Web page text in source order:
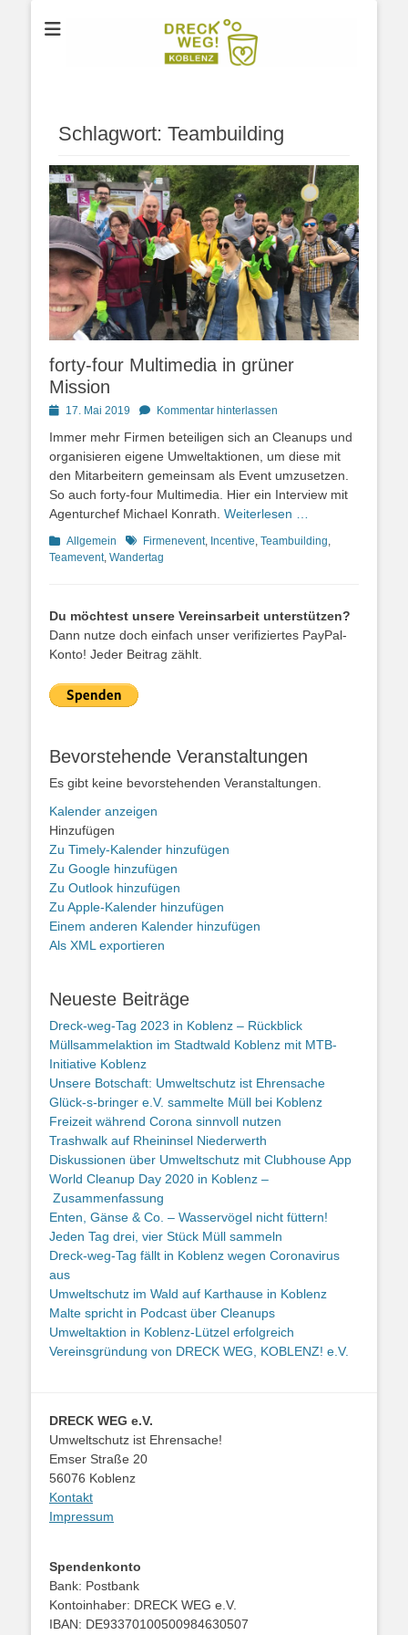
DRECK WEG e.V.
Der Verein für Umweltschutz aus Koblenz
Schlagwort: Teambuilding
forty-four Multimedia in grüner
Mission
Posted17. Mai 2019 Kommentar hinterlassen
Immer mehr Firmen beteiligen sich an Cleanups und
organisieren eigene Umweltaktionen, um diese mit
den Mitarbeitern gemeinsam als Event umzusetzen.
So auch forty-four Multimedia. Hier ein Interview mit
Agenturchef Michael Konrath. Weiterlesen …
Kategorien
Allgemein Schlagworte
Firmenevent, Incentive Teambuilding
Teamevent, Wandertag
Du möchtest unsere Vereinsarbeit unterstützen?
Dann nutze doch einfach unser verifiziertes PayPal-
Konto! Jeder Beitrag zählt.
Bevorstehende Veranstaltungen
Es gibt keine bevorstehenden Veranstaltungen.
Kalender anzeigen
Hinzufügen
Zu Timely-Kalender hinzufügen
Zu Google hinzufügen
Zu Outlook hinzufügen
Zu Apple-Kalender hinzufügen
Einem anderen Kalender hinzufügen
Als XML exportieren
Neueste Beiträge
Dreck-weg-Tag 2023 in Koblenz – Rückblick
Müllsammelaktion im Stadtwald Koblenz mit MTB-
Initiative Koblenz
Unsere Botschaft: Umweltschutz ist Ehrensache
Glück-s-bringer e.V. sammelte Müll bei Koblenz
Freizeit während Corona sinnvoll nutzen
Trashwalk auf Rheininsel Niederwerth
Diskussionen über Umweltschutz mit Clubhouse App
World Cleanup Day 2020 in Koblenz –
Zusammenfassung
Enten, Gänse & Co. – Wasservögel nicht füttern!
Jeden Tag drei, vier Stück Müll sammeln
Dreck-weg-Tag fällt in Koblenz wegen Coronavirus
aus
Umweltschutz im Wald auf Karthause in Koblenz
Malte spricht in Podcast über Cleanups
Umweltaktion in Koblenz-Lützel erfolgreich
Vereinsgründung von DRECK WEG, KOBLENZ! e.V.
DRECK WEG e.V.
Umweltschutz ist Ehrensache!
Emser Straße 20
56076 Koblenz
Kontakt
Impressum
Spendenkonto
Bank: Postbank
Kontoinhaber: DRECK WEG e.V.
IBAN: DE93370100500984630507